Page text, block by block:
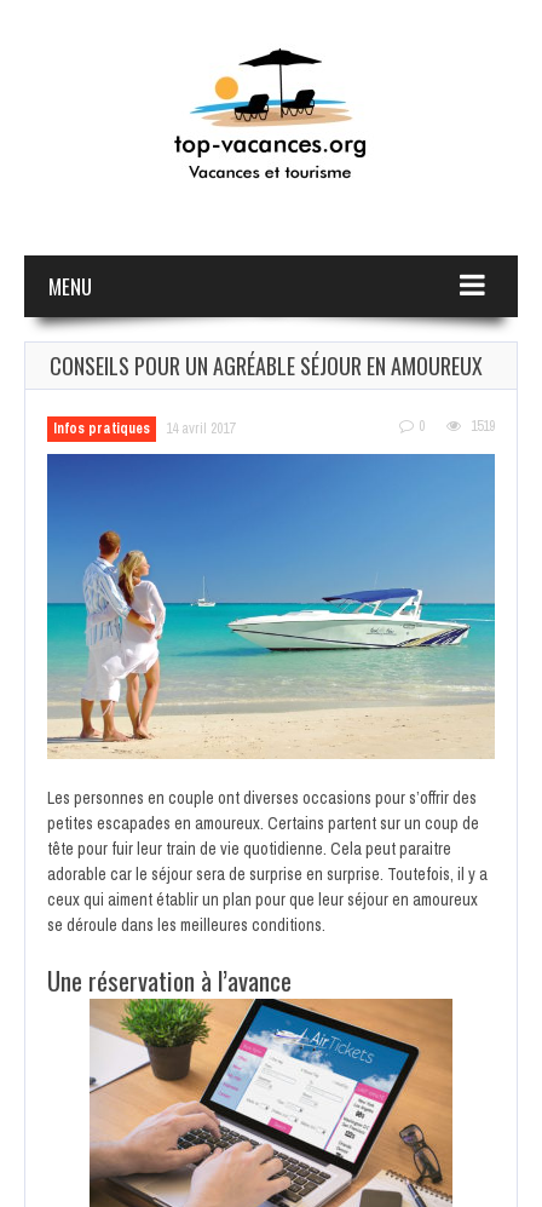
MENU
CONSEILS POUR UN AGRÉABLE SÉJOUR EN AMOUREUX
Infos pratiques 14 avril 2017 0 1519
Les personnes en couple ont diverses occasions pour s’offrir des
petites escapades en amoureux. Certains partent sur un coup de
tête pour fuir leur train de vie quotidienne. Cela peut paraitre
adorable car le séjour sera de surprise en surprise. Toutefois, il y a
ceux qui aiment établir un plan pour que leur séjour en amoureux
se déroule dans les meilleures conditions.
Une réservation à l’avance